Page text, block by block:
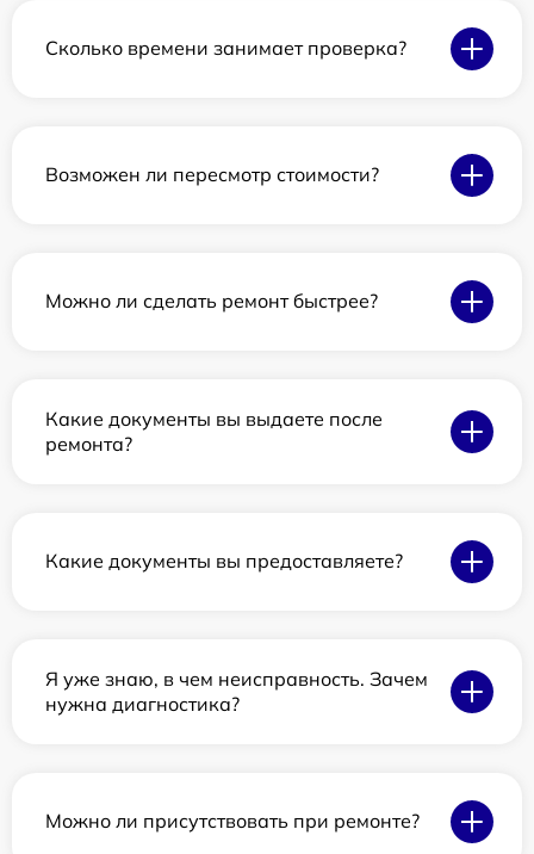
Сколько времени занимает проверка?
Возможен ли пересмотр стоимости?
Можно ли сделать ремонт быстрее?
Какие документы вы выдаете после
ремонта?
Какие документы вы предоставляете?
Я уже знаю, в чем неисправность. Зачем
нужна диагностика?
Можно ли присутствовать при ремонте?